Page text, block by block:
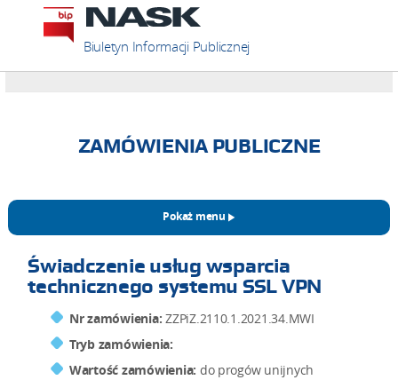
Biuletyn Informacji Publicznej
ZAMÓWIENIA PUBLICZNE
Pokaż menu
Świadczenie usług wsparcia
technicznego systemu SSL VPN
Nr zamówienia: ZZPiZ.2110.1.2021.34.MWI
Tryb zamówienia:
Wartość zamówienia: do progów unijnych